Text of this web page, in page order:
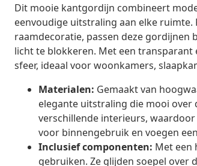
Dit mooie kantgordijn combineert
eenvoudige uitstraling aan elke
raamdecoratie, passen deze gordijnen
licht te blokkeren. Met een
sfeer, ideaal voor woonkamers,
Materialen: Gemaakt van
elegante uitstraling die mooi over
verschillende interieurs,
voor binnengebruik en voegen
Inclusief componenten: Met een
gebruiken. Ze glijden soepel over